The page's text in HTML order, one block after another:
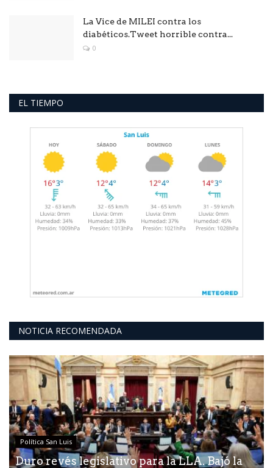
La Vice de MILEI contra los
diabéticos.Tweet horrible contra...
0
EL TIEMPO
NOTICIA RECOMENDADA
Política San Luis
Duro revés legislativo para la LLA. Bajó la